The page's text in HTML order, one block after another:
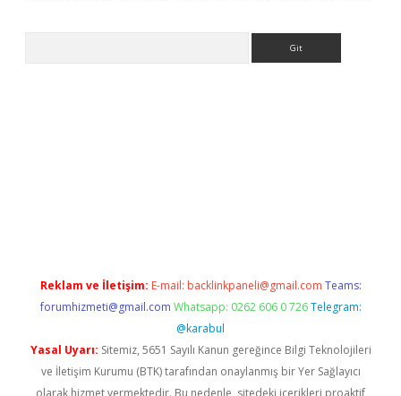
Reklam ve İletişim: E-mail: backlinkpaneli@gmail.com Teams:
forumhizmeti@gmail.com Whatsapp: 0262 606 0 726 Telegram:
@karabul
Yasal Uyarı: Sitemiz, 5651 Sayılı Kanun gereğince Bilgi Teknolojileri
ve İletişim Kurumu (BTK) tarafından onaylanmış bir Yer Sağlayıcı
olarak hizmet vermektedir. Bu nedenle, sitedeki içerikleri proaktif